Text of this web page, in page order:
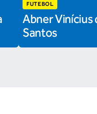
FUTEBOL
Abner Vinícius
Santos